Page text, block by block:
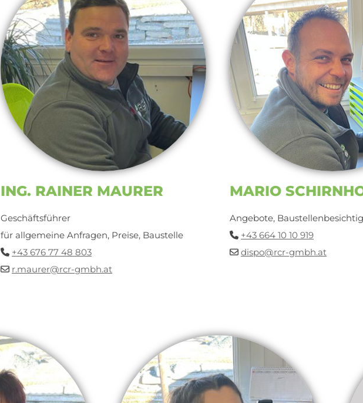
ING. RAINER MAURER
Geschäftsführer
für allgemeine Anfragen, Preise, Baustelle
 +43 676 77 48 803
 r.maurer@rcr-gmbh.at
MARIO
Angebote,
 +43 664 10 10 919
 dispo@rcr-gmbh.at